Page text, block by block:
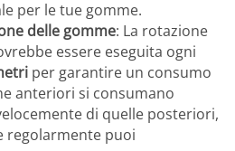
per le tue gomme.
delle gomme: La rotazione
essere eseguita ogni
per garantire un consumo
anteriori si consumano
di quelle posteriori,
regolarmente puoi